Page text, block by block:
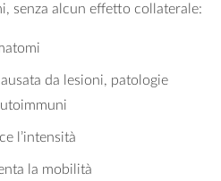
senza alcun effetto collaterale:
da lesioni, patologie
l’intensità
la mobilità